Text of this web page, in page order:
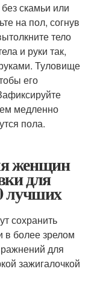
скамьи или
на пол, согнув
тело
и руки так,
Туловище
его
медленно
пола.
женщин
для
лучших
сохранить
в более зрелом
для
зажигалочкой